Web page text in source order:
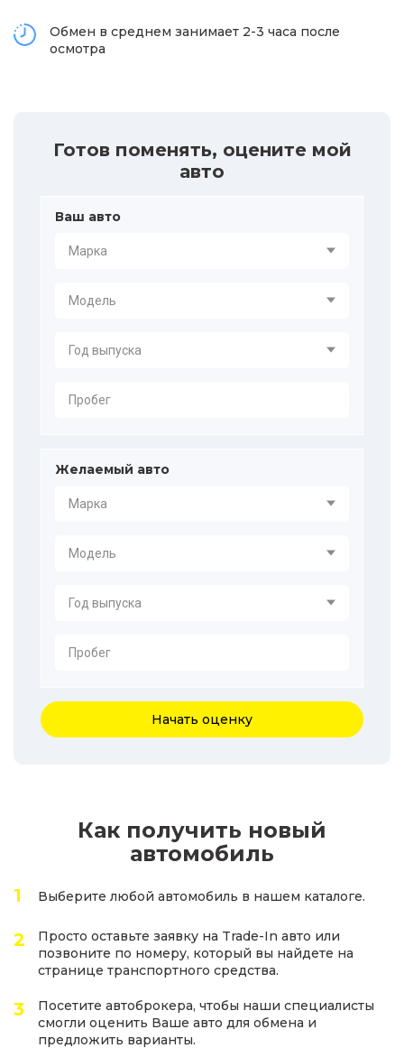
Обмен в среднем занимает 2-3 часа после
осмотра
Готов поменять, оцените мой
авто
Ваш авто
Марка
Модель
Год выпуска
Пробег
Желаемый авто
Марка
Модель
Год выпуска
Пробег
Начать оценку
Как получить новый
автомобиль
Выберите любой автомобиль в нашем каталоге.
Просто оставьте заявку на Trade-In авто или
позвоните по номеру, который вы найдете на
странице транспортного средства.
Посетите автоброкера, чтобы наши специалисты
смогли оценить Ваше авто для обмена и
предложить варианты.